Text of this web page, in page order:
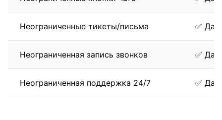
Неограниченные тикеты/письма ✅ Да
Неограниченная запись звонков ✅ Да
Неограниченная поддержка 24/7 ✅ Да